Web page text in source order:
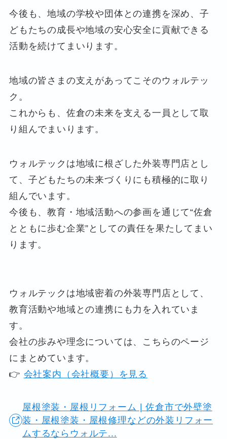
今後も、地域の学校や団体との連携を深め、子
どもたちの成長や地域の安心安全に貢献できる
活動を続けてまいります。
地域の皆さまの支えがあってこそのウォルテッ
ク。
これからも、佐倉の未来を支える一員として取
り組んでまいります。
ウォルテックは地域に根ざした外装専門店とし
て、子どもたちの未来づくりにも積極的に取り
組んでいます。
今後も、教育・地域活動への参画を通じて“佐倉
とともに歩む企業”としての責任を果たしてまい
ります。
ウォルテックは地域密着の外装専門店として、
教育活動や地域との連携にも力を入れていま
す。
会社の歩みや理念については、こちらのページ
にまとめています。
👉 会社案内（会社概要）を見る
屋根塗装・屋根リフォーム | 佐倉市で外壁塗
装・屋根塗装・屋根修理などの外装リフォー
ムするならウォルテ...